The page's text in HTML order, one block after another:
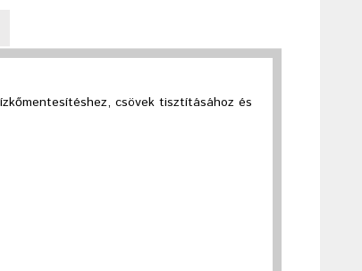
csövek tisztításához és